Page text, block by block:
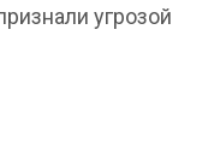
угрозой